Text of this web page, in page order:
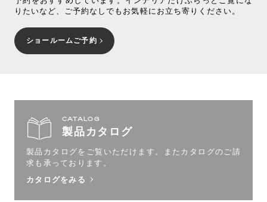
りたいなど、ご予約なしでもお気軽にお立ち寄りください。
ショールームご予約
CATALOG
製品カタログ
製品カタログをご覧いただけます。
またカタログのご請
求も承っております。
カタログをみる